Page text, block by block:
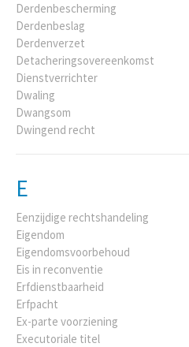
Derdenbescherming
Derdenbeslag
Derdenverzet
Detacheringsovereenkomst
Dienstverrichter
Dwaling
Dwangsom
Dwingend recht
E
Eenzijdige rechtshandeling
Eigendom
Eigendomsvoorbehoud
Eis in reconventie
Erfdienstbaarheid
Erfpacht
Ex-parte voorziening
Executoriale titel